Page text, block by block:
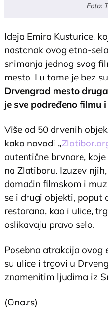
Foto:
Ideja Emira Kusturice,
nastanak ovog etno-
snimanja jednog svog
mesto. I u tome je bez
Drvengrad mesto
je sve podređeno filmu
Više od 50 drvenih
kako navodi „
autentične brvnare,
na Zlatiboru. Izuzev
domaćin filmskom i
se i drugi objekti, poput
restorana, kao i ulice,
oslikavaju pravo selo.
Posebna atrakcija ovog
su ulice i trgovi u
znamenitim ljudima iz
(Ona.rs)